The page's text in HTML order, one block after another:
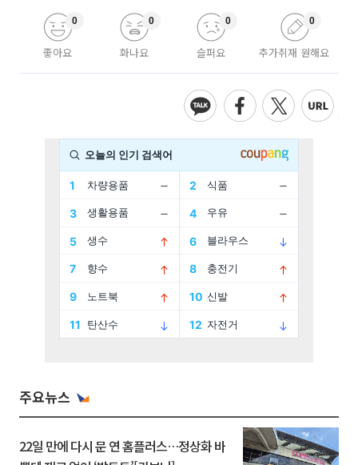
좋아요
0
화나요
0
슬퍼요
0
추가취재 원해요
0
주요뉴스
22일 만에 다시 문 연 홈플러스…정상화 바